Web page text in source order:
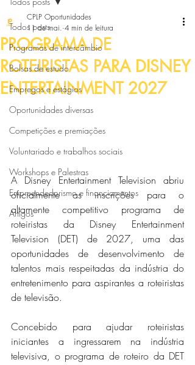
Todos posts
Programas de intercâmbio
Bolsas de estudo
Empregos e estágios
Oportunidades diversas
Competições e premiações
Voluntariado e trabalhos sociais
Workshops e Palestras
Empreendedorismo e financiamentos
Artigos
PROGRAMA DE
ROTEIRISTAS PARA DISNEY
ENTERTAINMENT 2027
CPLP Oportunidades
11 de mai. 4 min de leitura
A Disney Entertainment Television abriu
oficialmente as inscrições para o
altamente competitivo programa de
roteiristas da Disney Entertainment
Television (DET) de 2027, uma das
oportunidades de desenvolvimento de
talentos mais respeitadas da indústria do
entretenimento para aspirantes a roteiristas
de televisão.
Concebido para ajudar roteiristas
iniciantes a ingressarem na indústria
televisiva, o programa de roteiro da DET